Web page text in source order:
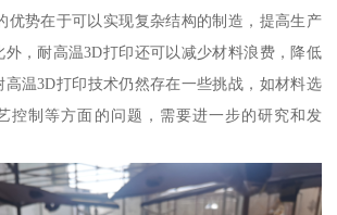
优势在于可以实现复杂结构的制造，提高生产
，耐高温3D打印还可以减少材料浪费，降低
温3D打印技术仍然存在一些挑战，如材料选
控制等方面的问题，需要进一步的研究和发